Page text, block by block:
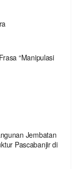
“Manipulasi
Jembatan
Pascabanjir di